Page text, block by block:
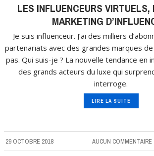
LES INFLUENCEURS VIRTUELS,
MARKETING
Je suis influenceur. J’ai des milliers
partenariats avec des grandes marques de
pas. Qui suis-je ? La nouvelle tendance en
des grands acteurs du luxe qui
interroge.
LIRE LA SUITE
29 OCTOBRE 2018 AUCUN COMMENTAIRE